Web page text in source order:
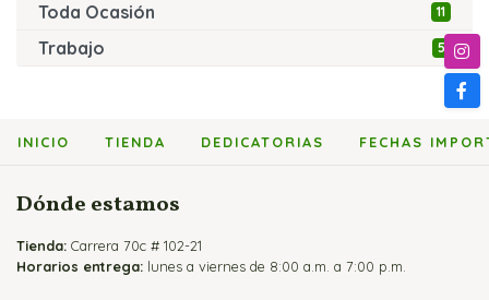
Toda Ocasión 11
Trabajo 5
INICIO TIENDA DEDICATORIAS FECHAS
Dónde estamos
Tienda: Carrera 70c # 102-21
Horarios entrega: lunes a viernes de 8:00 a.m. a 7:00 p.m.